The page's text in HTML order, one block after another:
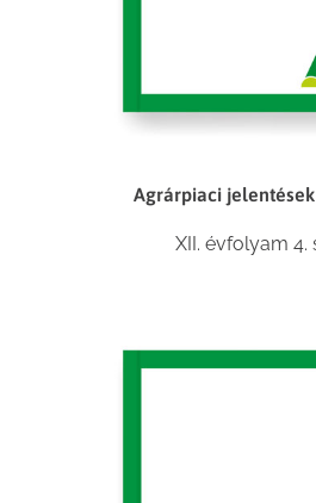
Agrárpiaci
XII. évfolyam 4.